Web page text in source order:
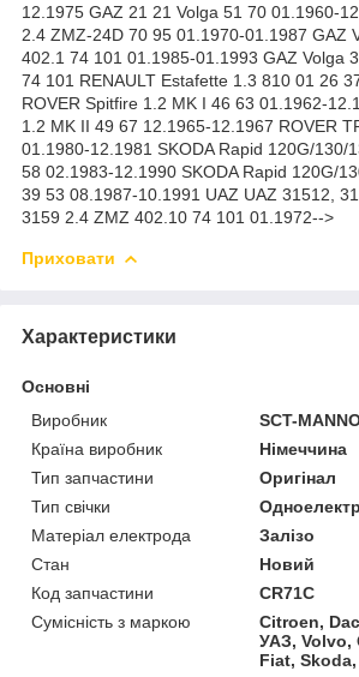
12.1975 GAZ 21 21 Volga 51 70 01.1960-
2.4 ZMZ-24D 70 95 01.1970-01.1987 GAZ
402.1 74 101 01.1985-01.1993 GAZ Volga
74 101 RENAULT Estafette 1.3 810 01 26
ROVER Spitfire 1.2 MK I 46 63 01.1962-
1.2 MK II 49 67 12.1965-12.1967 ROVER
01.1980-12.1981 SKODA Rapid 120G/130/
58 02.1983-12.1990 SKODA Rapid 120G/
39 53 08.1987-10.1991 UAZ UAZ 31512,
3159 2.4 ZMZ 402.10 74 101 01.1972-->
Приховати
Характеристики
Основні
Виробник
SCT-
Країна виробник
Німеччина
Тип запчастини
Оригінал
Тип свічки
Матеріал електрода
Залізо
Стан
Новий
Код запчастини
CR71C
Сумісність з маркою
Citroen,
УАЗ, Volvo,
Fiat,